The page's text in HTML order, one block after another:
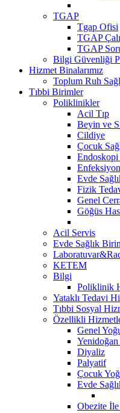
TGAP
Tgap Ofisi
TGAP
TGAP
Bilgi Güvenliği
Hizmet Binalarımız
Toplum Ruh
Tıbbi Birimler
Poliklinikler
Acil Tıp
Beyin ve
Cildiye
Çocuk
Evde
Fizik
Genel
Göğüs
Acil Servis
Evde Sağlık
KETEM
Bilgi
Poliklinik
Yataklı Tedavi
Tıbbi Sosyal
Özellikli
Genel
Diyaliz
Palyatif
Çocuk
Evde
Obezite